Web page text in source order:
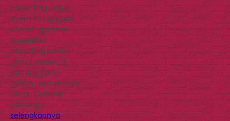
paper bag untuk
event TNI AL pada
contoh gambar.
Spesifikasi
paperbag jumbo
glossy seperti di
gambar,yaitu:
Bahan : kertas ivory
210 gr, Dimensi :
panjang…
selengkapnya